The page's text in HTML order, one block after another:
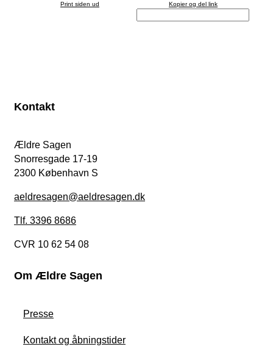
Print siden ud Kopier og del link
Kontakt
Ældre Sagen
Snorresgade 17-19
2300 København S
aeldresagen@aeldresagen.dk
Tlf. 3396 8686
CVR 10 62 54 08
Om Ældre Sagen
Presse
Kontakt og åbningstider